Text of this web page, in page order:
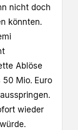
nicht doch
könnten.
Ablöse
50 Mio. Euro
wieder